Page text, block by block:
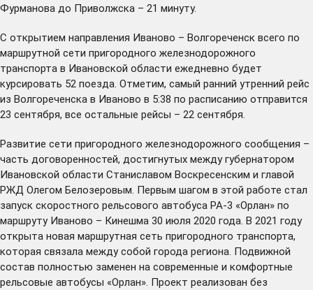
Фурманова до Приволжска – 21 минуту.
С открытием направления Иваново – Волгореченск всего по
маршрутной сети пригородного железнодорожного
транспорта в Ивановской области ежедневно будет
курсировать 52 поезда. Отметим, самый ранний утренний рейс
из Волгореченска в Иваново в 5:38 по расписанию отправится
23 сентября, все остальные рейсы – 22 сентября.
Развитие сети пригородного железнодорожного сообщения –
часть договоренностей, достигнутых между губернатором
Ивановской области Станиславом Воскресенским и главой
РЖД Олегом Белозеровым. Первым шагом в этой работе стал
запуск скоростного рельсового автобуса РА-3 «Орлан» по
маршруту Иваново – Кинешма 30 июля 2020 года. В 2021 году
открыта новая маршрутная сеть пригородного транспорта,
которая связала между собой города региона. Подвижной
состав полностью заменен на современные и комфортные
рельсовые автобусы «Орлан». Проект реализован без